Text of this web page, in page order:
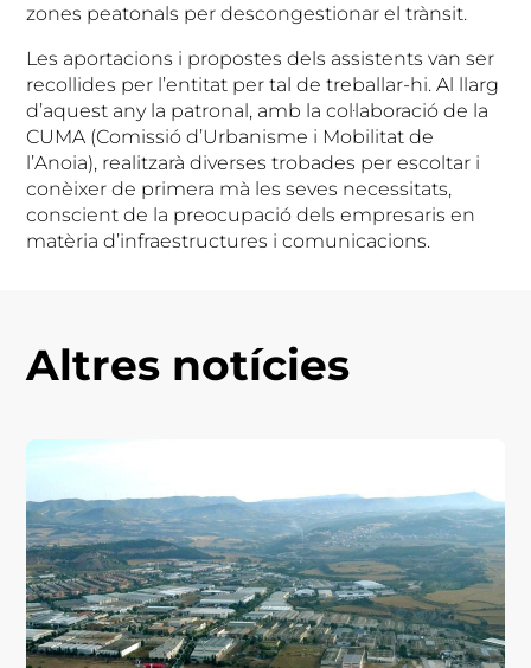
zones peatonals per descongestionar el trànsit.
Les aportacions i propostes dels assistents van ser
recollides per l’entitat per tal de treballar-hi. Al llarg
d’aquest any la patronal, amb la col·laboració de la
CUMA (Comissió d’Urbanisme i Mobilitat de
l’Anoia), realitzarà diverses trobades per escoltar i
conèixer de primera mà les seves necessitats,
conscient de la preocupació dels empresaris en
matèria d’infraestructures i comunicacions.
Altres notícies